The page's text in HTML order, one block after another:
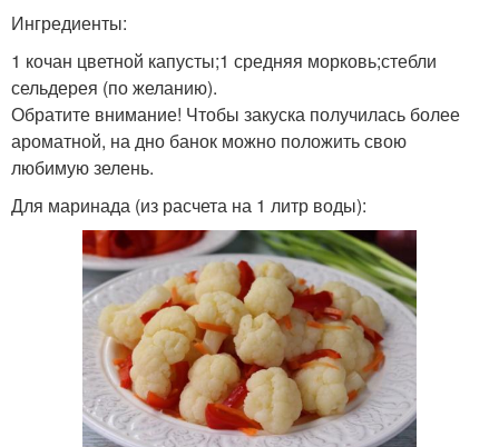
Ингредиенты:
1 кочан цветной капусты;1 средняя морковь;стебли
сельдерея (по желанию).
Обратите внимание! Чтобы закуска получилась более
ароматной, на дно банок можно положить свою
любимую зелень.
Для маринада (из расчета на 1 литр воды):